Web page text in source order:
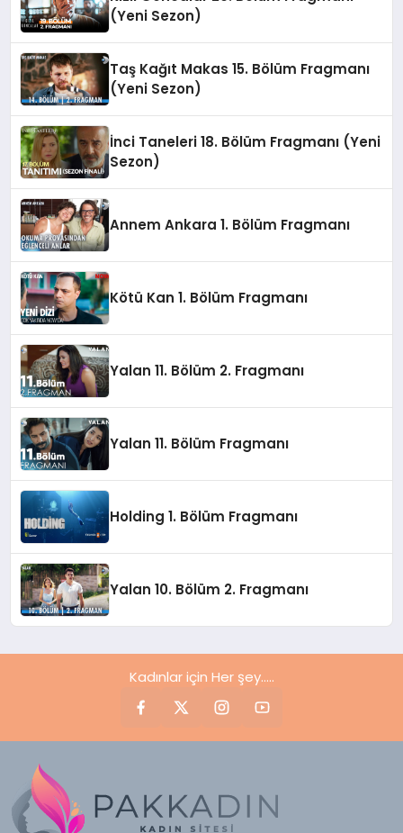
(Yeni Sezon)
Taş Kağıt Makas 15. Bölüm Fragmanı
(Yeni Sezon)
İnci Taneleri 18. Bölüm Fragmanı (Yeni
Sezon)
Annem Ankara 1. Bölüm Fragmanı
Kötü Kan 1. Bölüm Fragmanı
Yalan 11. Bölüm 2. Fragmanı
Yalan 11. Bölüm Fragmanı
Holding 1. Bölüm Fragmanı
Yalan 10. Bölüm 2. Fragmanı
Kadınlar için Her şey.....